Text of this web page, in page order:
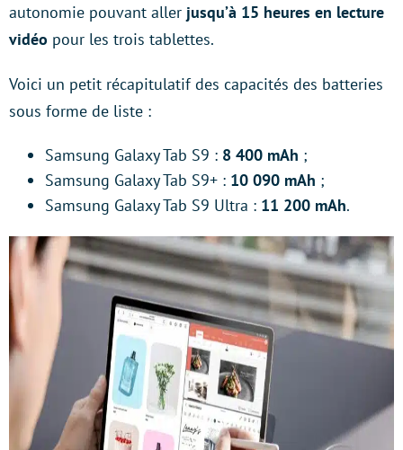
autonomie pouvant aller jusqu’à 15 heures en lecture
vidéo pour les trois tablettes.
Voici un petit récapitulatif des capacités des batteries
sous forme de liste :
Samsung Galaxy Tab S9 : 8 400 mAh ;
Samsung Galaxy Tab S9+ : 10 090 mAh ;
Samsung Galaxy Tab S9 Ultra : 11 200 mAh.